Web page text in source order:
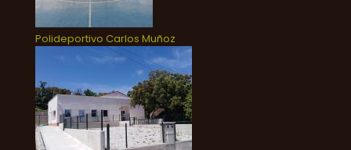
Polideportivo Carlos Muñoz